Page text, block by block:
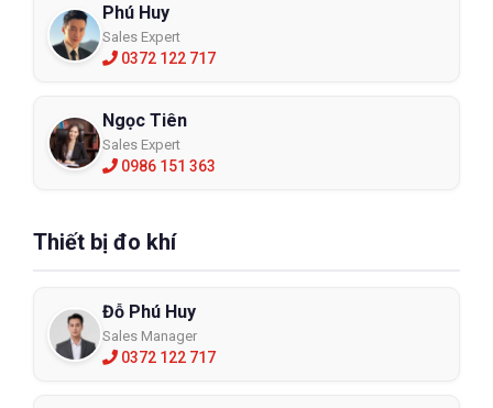
Ở Đâu?
King's by Honeywell chính hãng, đi kèm giấy chứng nhận
CO-CQ. Với dịch vụ tư vấn chuyên nghiệp, giá cả cạnh tranh,
Phú Huy
Sales Expert
0372 122 717
Ngọc Tiên
Sales Expert
0986 151 363
Thiết bị đo khí
Đỗ Phú Huy
Sales Manager
0372 122 717